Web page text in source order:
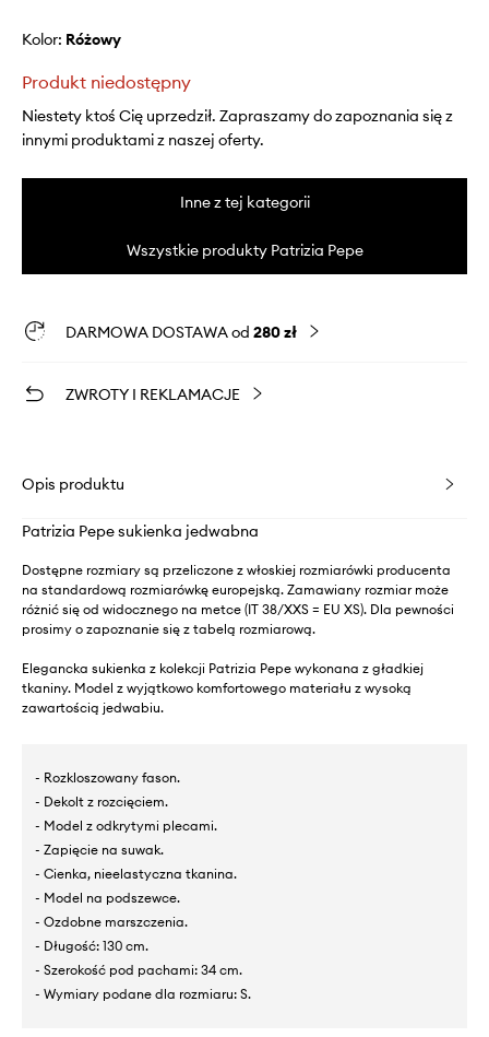
Kolor: różowy
Produkt niedostępny
Niestety ktoś Cię uprzedził. Zapraszamy do zapoznania się z
innymi produktami z naszej oferty.
Inne z tej kategorii
Wszystkie produkty Patrizia Pepe
DARMOWA DOSTAWA od 280 zł
ZWROTY I REKLAMACJE
Opis produktu
Patrizia Pepe sukienka jedwabna
Dostępne rozmiary są przeliczone z włoskiej rozmiarówki producenta
na standardową rozmiarówkę europejską. Zamawiany rozmiar może
różnić się od widocznego na metce (IT 38/XXS = EU XS). Dla pewności
prosimy o zapoznanie się z tabelą rozmiarową.
Elegancka sukienka z kolekcji Patrizia Pepe wykonana z gładkiej
tkaniny. Model z wyjątkowo komfortowego materiału z wysoką
zawartością jedwabiu.
- Rozkloszowany fason.
- Dekolt z rozcięciem.
- Model z odkrytymi plecami.
- Zapięcie na suwak.
- Cienka, nieelastyczna tkanina.
- Model na podszewce.
- Ozdobne marszczenia.
- Długość: 130 cm.
- Szerokość pod pachami: 34 cm.
- Wymiary podane dla rozmiaru: S.